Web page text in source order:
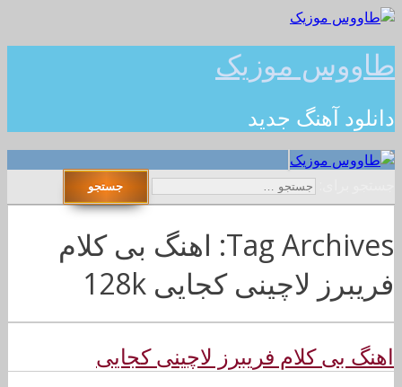
طاووس موزیک
دانلود آهنگ جدید
Tag Archives: اهنگ بی کلام
فریبرز لاچینی کجایی 128k
اهنگ بی کلام فریبرز لاچینی کجایی